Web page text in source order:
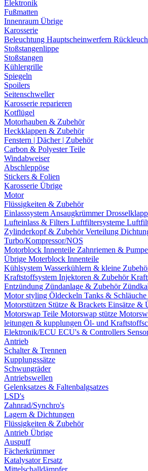
Elektronik
Fußmatten
Innenraum Übrige
Karosserie
Beleuchtung Hauptscheinwerfern
Stoßstangenlippe
Stoßstangen
Kühlergrille
Spiegeln
Spoilers
Seitenschweller
Karosserie reparieren
Kotflügel
Motorhauben & Zubehör
Heckklappen & Zubehör
Fenstern | Dächer | Zubehör
Carbon & Polyester Teile
Windabweiser
Abschleppöse
Stickers & Folien
Karosserie Übrige
Motor
Flüssigkeiten & Zubehör
Einlasssystem Ansaugkrümmer
Lufteinlass & Filters Luftfiltersysteme
Zylinderkopf & ZubehörVerteilung
Turbo/Kompressor/NOS
Motorblock Innenteile Zahnriemen &
Übrige Moterblock Innenteile
Kühlsystem Wasserkühlern & kleine
Kraftstoffsystem Injektoren & Zubehör
Entzündung Zündanlage & Zubehör
Motor styling Öldeckeln Tanks & Schläuche
Motorstützen Stütze & Brackets Einsätze &
Motorswap Teile Motorswap stütze
leitungen & kupplungen Öl- und
Elektronik/ECU ECU's & Controllers
Antrieb
Schalter & Trennen
Kupplungssätze
Schwungräder
Antriebswellen
Gelenksatzes & Faltenbalgsatzes
LSD's
Zahnrad/Synchro's
Lagern & Dichtungen
Flüssigkeiten & Zubehör
Antrieb Übrige
Auspuff
Fächerkrümmer
Katalysator Ersatz
Mittelschalldämpfer